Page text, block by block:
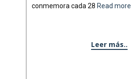
conmemora cada 28 Read more
Leer más..